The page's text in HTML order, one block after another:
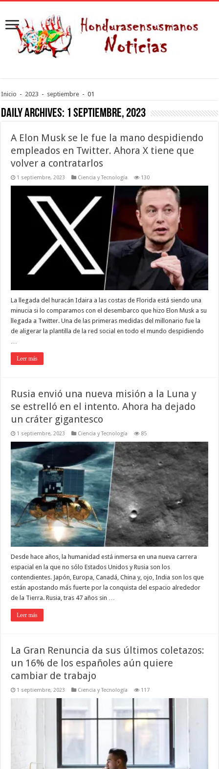
Inicio - 2023 - septiembre - 01
Daily Archives: 1 septiembre, 2023
A Elon Musk se le fue la mano despidiendo
empleados en Twitter. Ahora X tiene que
volver a contratarlos
1 septiembre, 2023 Ciencia y Tecnología 130
La llegada del huracán Idaira a las costas de Florida está siendo una
minucia si lo comparamos con el desembarco que hizo Elon Musk a su
llegada a Twitter. Una de las primeras medidas del millonario fue la
de aligerar la plantilla de la red social en todo el mundo despidiendo
…
Leer más
Rusia envió una nueva misión a la Luna y
se estrelló en el intento. Ahora ha dejado
un cráter gigantesco
1 septiembre, 2023 Ciencia y Tecnología 85
Desde hace años, la humanidad está inmersa en una nueva carrera
espacial en la que no sólo Estados Unidos y Rusia son los
contendientes. Japón, Europa, Canadá, China y, ojo, India son los que
están apostando más fuerte por la conquista del espacio alrededor
de la Tierra. Rusia, tras 47 años sin …
Leer más
La Gran Renuncia da sus últimos coletazos:
un 16% de los españoles aún quiere
cambiar de trabajo
1 septiembre, 2023 Ciencia y Tecnología 117